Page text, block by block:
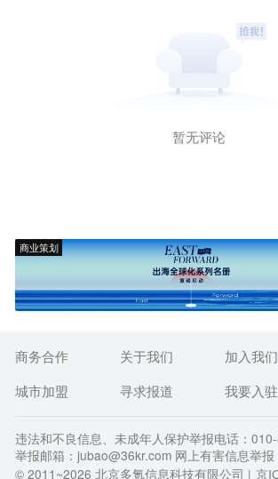
暂无评论
商业策划
商务合作 关于我们 加入我们
城市加盟
寻求报道 我要入驻
违法和不良信息、未成年人保护举报电话：
举报邮箱：jubao@36kr.com 网上有害信息举报
© 2011~2026 北京多氪信息科技有限公司 | 京